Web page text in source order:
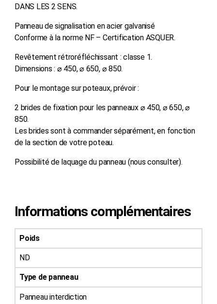
DANS LES 2 SENS.
Panneau de signalisation en acier galvanisé
Conforme à la norme NF – Certification ASQUER.
Revêtement rétroréfléchissant : classe 1.
Dimensions : ⌀ 450, ⌀ 650, ⌀ 850.
Pour le montage sur poteaux, prévoir :
2 brides de fixation pour les panneaux ⌀ 450, ⌀ 650, ⌀
850.
Les brides sont à commander séparément, en fonction
de la section de votre poteau.
Possibilité de laquage du panneau (nous consulter).
Informations complémentaires
Poids
ND
Type de panneau
Panneau interdiction